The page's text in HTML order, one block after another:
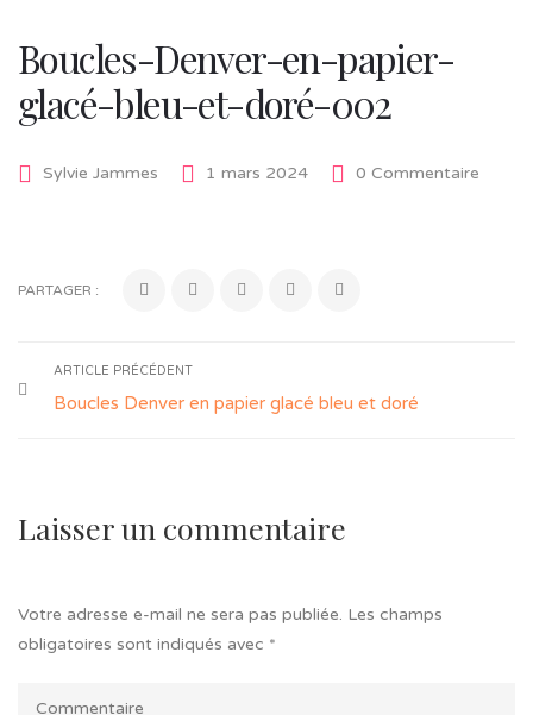
Boucles-Denver-en-papier-
glacé-bleu-et-doré-002
Sylvie Jammes 1 mars 2024 0 Commentaire
PARTAGER :
ARTICLE PRÉCÉDENT
Boucles Denver en papier glacé bleu et doré
Laisser un commentaire
Votre adresse e-mail ne sera pas publiée. Les champs
obligatoires sont indiqués avec *